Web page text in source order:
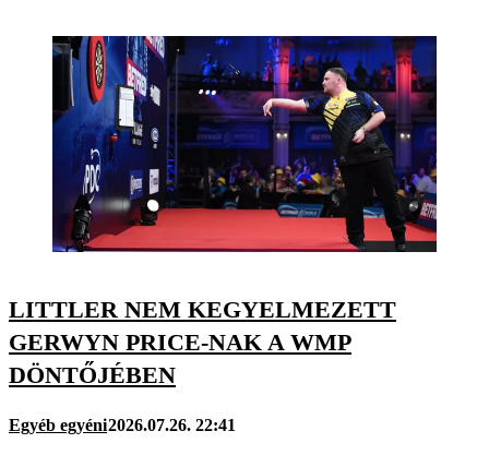
LITTLER NEM KEGYELMEZETT
GERWYN PRICE-NAK A WMP
DÖNTŐJÉBEN
Egyéb egyéni2026.07.26. 22:41